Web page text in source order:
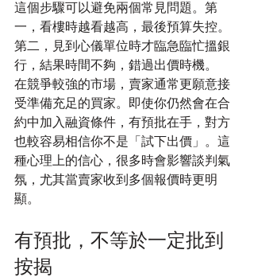
這個步驟可以避免兩個常見問題。第
一，看樓時越看越高，最後預算失控。
第二，見到心儀單位時才臨急臨忙搵銀
行，結果時間不夠，錯過出價時機。
在競爭較強的市場，賣家通常更願意接
受準備充足的買家。即使你仍然會在合
約中加入融資條件，有預批在手，對方
也較容易相信你不是「試下出價」。這
種心理上的信心，很多時會影響談判氣
氛，尤其當賣家收到多個報價時更明
顯。
有預批，不等於一定批到
按揭